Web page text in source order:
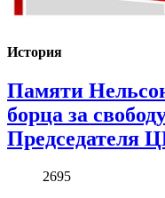
История
Памяти
борца за
Председателя
2695